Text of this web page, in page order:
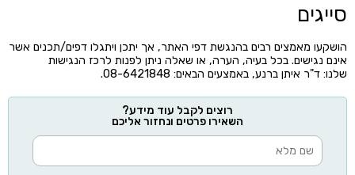
סייגים
הושקעו מאמצים רבים בהנגשת דפי האתר, אך יתכן ויתגלו דפים/תכנים אשר
אינם נגישים. בכל בעיה, הערה, או שאלה ניתן לפנות לרכז הנגישות
שלנו: ד"ר איתן ברנע, באמצעים הבאים: 08-6421848.
רוצים לקבל עוד מידע?
השאירו פרטים ונחזור אליכם